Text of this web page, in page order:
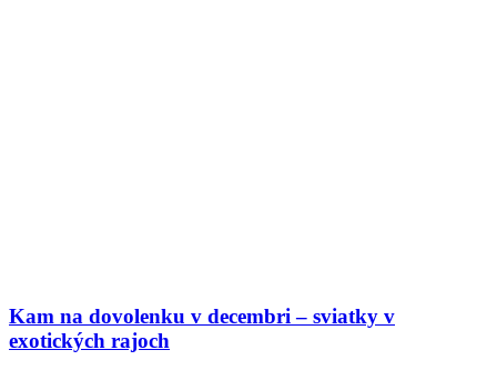
Kam na dovolenku v decembri – sviatky v
exotických rajoch